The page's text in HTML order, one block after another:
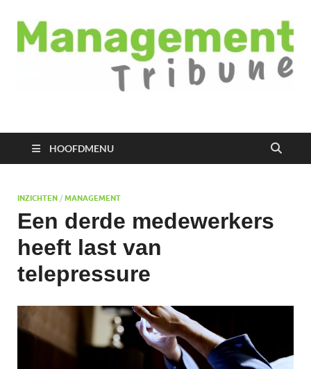
Managementtribune
HOOFDMENU
INZICHTEN / MANAGEMENT
Een derde medewerkers
heeft last van
telepressure